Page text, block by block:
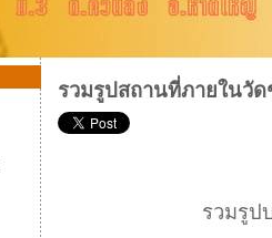
รวมรูปสถานที่ภายในวั
รวมรูป